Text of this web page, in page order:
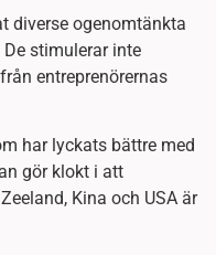
diverse ogenomtänkta
stimulerar inte
entreprenörernas
har lyckats bättre med
gör klokt i att
Kina och USA är